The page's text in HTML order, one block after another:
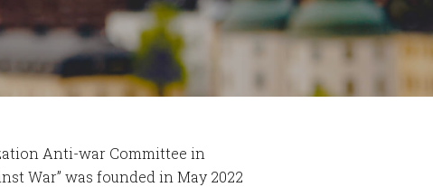
Anti-war Committee in
War” was founded in May 2022